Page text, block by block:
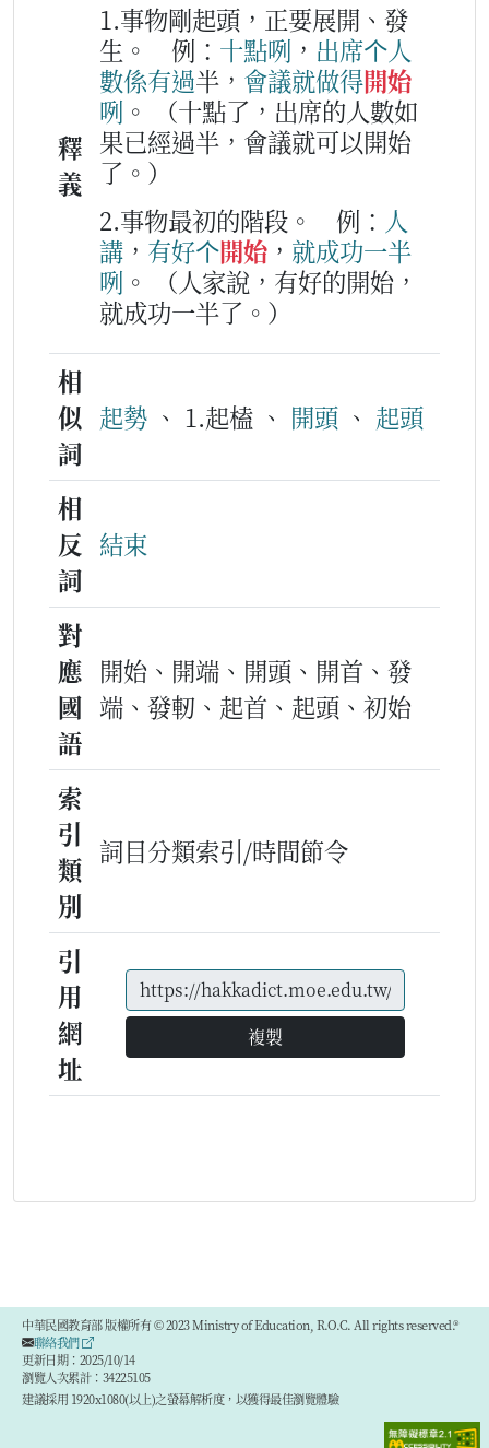
釋
義
1.事物剛起頭，正要展開、發
生。
例： 十點咧 ， 出席个人
數係有過半， 會議就做得開始
咧 。
（十點了，出席的人數如
果已經過半，會議就可以開始
了。）
2.事物最初的階段。
例： 人
講 ， 有好个開始 ， 就成功一半
咧 。
（人家說，有好的開始，
就成功一半了。）
相
似
詞
起勢 、 1.起榼 、 開頭 、 起頭
相
反
詞
結束
對
應
國
語
開始、開端、開頭、開首、發
端、發軔、起首、起頭、初始
索
引
類
別
詞目分類索引/時間節令
引
用
網
址
複製
中華民國教育部 版權所有 © 2023 Ministry of Education, R.O.C. All rights reserved.®
聯絡我們
更新日期：2025/10/14
瀏覽人次累計：34225105
建議採用 1920x1080(以上)之螢幕解析度，以獲得最佳瀏覽體驗